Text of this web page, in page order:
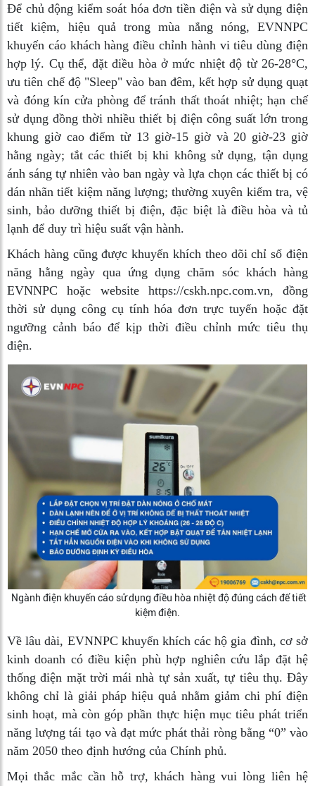
Để chủ động kiểm soát hóa đơn tiền điện và sử dụng điện
tiết kiệm, hiệu quả trong mùa nắng nóng, EVNNPC
khuyến cáo khách hàng điều chỉnh hành vi tiêu dùng điện
hợp lý. Cụ thể, đặt điều hòa ở mức nhiệt độ từ 26-28°C,
ưu tiên chế độ "Sleep" vào ban đêm, kết hợp sử dụng quạt
và đóng kín cửa phòng để tránh thất thoát nhiệt; hạn chế
sử dụng đồng thời nhiều thiết bị điện công suất lớn trong
khung giờ cao điểm từ 13 giờ-15 giờ và 20 giờ-23 giờ
hằng ngày; tắt các thiết bị khi không sử dụng, tận dụng
ánh sáng tự nhiên vào ban ngày và lựa chọn các thiết bị có
dán nhãn tiết kiệm năng lượng; thường xuyên kiểm tra, vệ
sinh, bảo dưỡng thiết bị điện, đặc biệt là điều hòa và tủ
lạnh để duy trì hiệu suất vận hành.
Khách hàng cũng được khuyến khích theo dõi chỉ số điện
năng hằng ngày qua ứng dụng chăm sóc khách hàng
EVNNPC hoặc website https://cskh.npc.com.vn, đồng
thời sử dụng công cụ tính hóa đơn trực tuyến hoặc đặt
ngưỡng cảnh báo để kịp thời điều chỉnh mức tiêu thụ
điện.
Ngành điện khuyến cáo sử dụng điều hòa nhiệt độ đúng cách để tiết
kiệm điện.
Về lâu dài, EVNNPC khuyến khích các hộ gia đình, cơ sở
kinh doanh có điều kiện phù hợp nghiên cứu lắp đặt hệ
thống điện mặt trời mái nhà tự sản xuất, tự tiêu thụ. Đây
không chỉ là giải pháp hiệu quả nhằm giảm chi phí điện
sinh hoạt, mà còn góp phần thực hiện mục tiêu phát triển
năng lượng tái tạo và đạt mức phát thải ròng bằng “0” vào
năm 2050 theo định hướng của Chính phủ.
Mọi thắc mắc cần hỗ trợ, khách hàng vui lòng liên hệ